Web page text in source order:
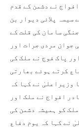
نے دشمن کے قدم
سیسہ پلائی دیوار بن
سامان کی قلت کے
جوان مردی جرات اور
پاک فوج نے ملک کی
کرتے ہوئے بھارتی
وزیراعلیٰ نے کہا کہ
افواج نے ملک اور
کو ہمیشہ دشمن کی
نے کہا کہ یوم دفاع